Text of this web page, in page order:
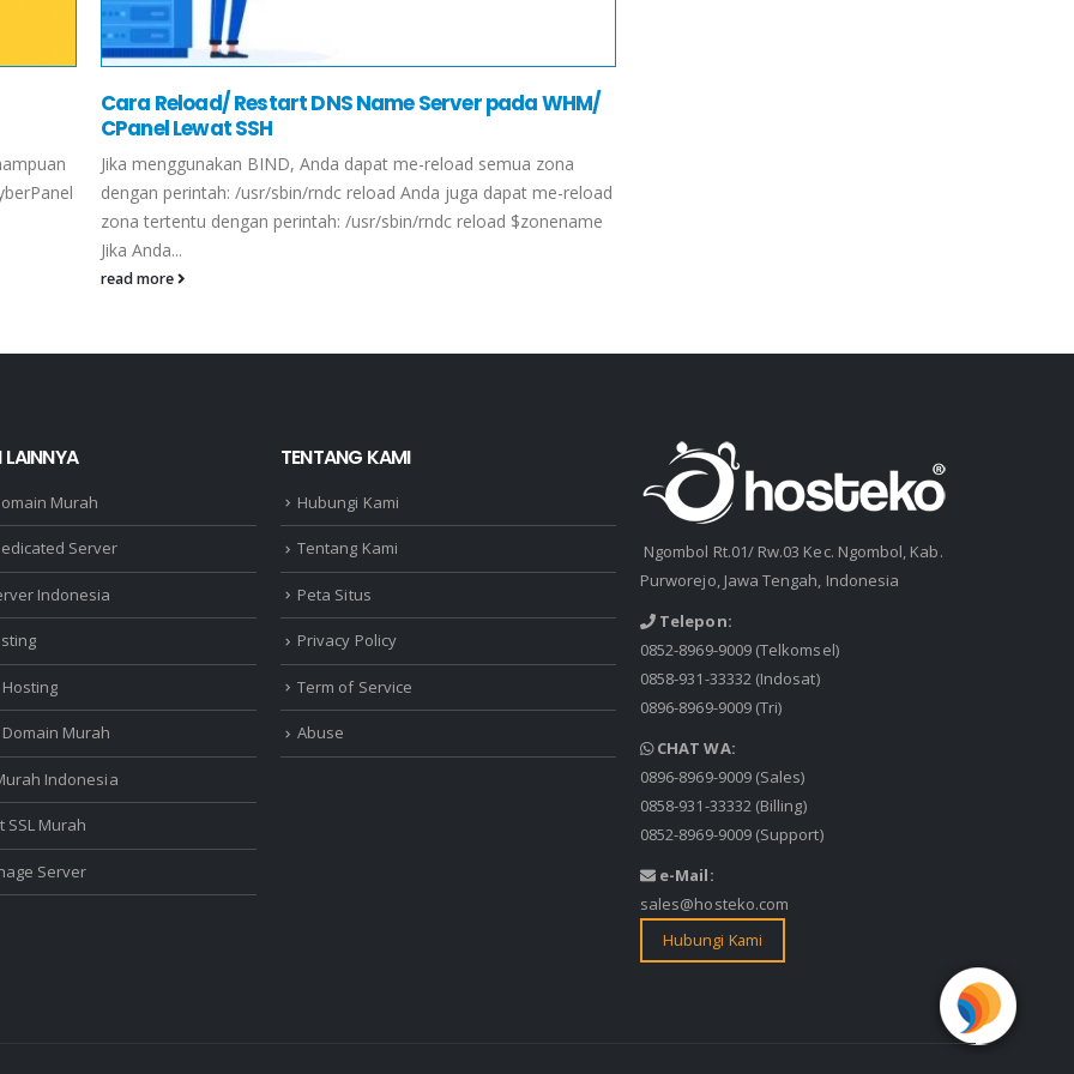
Cara Reload/ Restart DNS Name Server pada WHM/
CPanel Lewat SSH
Jika menggunakan BIND, Anda dapat me-reload semua zona
dengan perintah: /usr/sbin/rndc reload Anda juga dapat me-reload
zona tertentu dengan perintah: /usr/sbin/rndc reload $zonename
Jika Anda...
read more
Murah
Server
Indonesia
Murah
Indonesia
Murah
Server
TENTANG KAMI
Hubungi Kami
Tentang Kami
Peta Situs
Privacy Policy
Term of Service
Abuse
Ngombol Rt.01/ Rw.03 Kec. Ngombol, Kab.
Purworejo, Jawa Tengah, Indonesia
Telepon:
0852-8969-9009(Telkomsel)
0858-931-33332(Indosat)
0896-8969-9009(Tri)
CHAT WA:
0896-8969-9009(Sales)
0858-931-33332(Billing)
0852-8969-9009(Support)
e-Mail:
sales@hosteko.com
Hubungi Kami